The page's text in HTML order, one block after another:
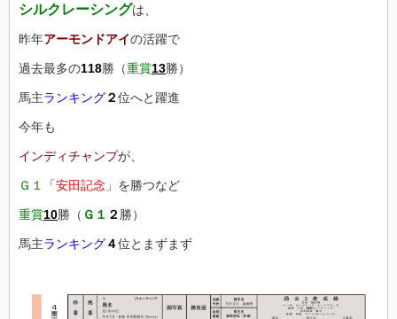
シルクレーシングは、
昨年アーモンドアイの活躍で
過去最多の118勝（重賞13勝）
馬主ランキング２位へと躍進
今年も
インディチャンプが、
Ｇ１ 「安田記念 」を勝つなど
重賞10勝（ Ｇ１ ２ 勝）
馬主ランキング４位とまずまず